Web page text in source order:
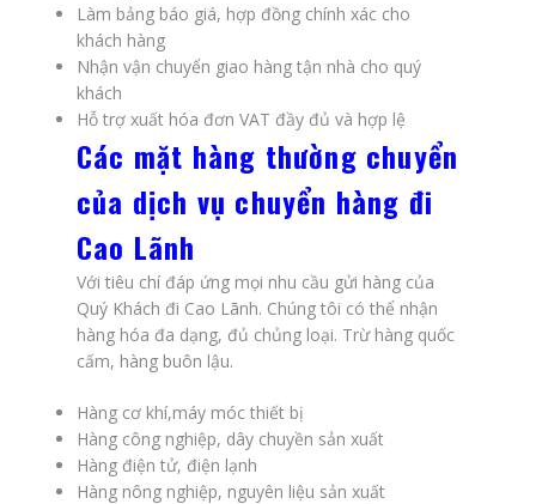
Làm bảng báo giá, hợp đồng chính xác cho
khách hàng
Nhận vận chuyển giao hàng tận nhà cho quý
khách
Hỗ trợ xuất hóa đơn VAT đầy đủ và hợp lệ
Các mặt hàng thường chuyển
của dịch vụ chuyển hàng đi
Cao Lãnh
Với tiêu chí đáp ứng mọi nhu cầu gửi hàng của
Quý Khách đi Cao Lãnh. Chúng tôi có thể nhận
hàng hóa đa dạng, đủ chủng loại. Trừ hàng quốc
cấm, hàng buôn lậu.
Hàng cơ khí,máy móc thiết bị
Hàng công nghiệp, dây chuyền sản xuất
Hàng điện tử, điện lạnh
Hàng nông nghiệp, nguyên liệu sản xuất